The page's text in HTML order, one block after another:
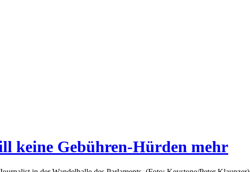
keine Gebühren-Hürden mehr